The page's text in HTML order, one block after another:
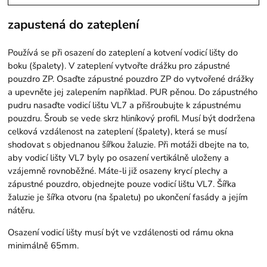
zapustená do zateplení
Používá se při osazení do zateplení a kotvení vodicí lišty do
boku (špalety). V zateplení vytvořte drážku pro zápustné
pouzdro ZP. Osaďte zápustné pouzdro ZP do vytvořené drážky
a upevněte jej zalepením například. PUR pěnou. Do zápustného
pudru nasaďte vodicí lištu VL7 a přišroubujte k zápustnému
pouzdru. Šroub se vede skrz hliníkový profil. Musí být dodržena
celková vzdálenost na zateplení (špalety), která se musí
shodovat s objednanou šířkou žaluzie. Při motáži dbejte na to,
aby vodicí lišty VL7 byly po osazení vertikálně uloženy a
vzájemně rovnoběžné. Máte-li již osazeny krycí plechy a
zápustné pouzdro, objednejte pouze vodicí lištu VL7. Šířka
žaluzie je šířka otvoru (na špaletu) po ukončení fasády a jejím
nátěru.
Osazení vodicí lišty musí být ve vzdálenosti od rámu okna
minimálně 65mm.